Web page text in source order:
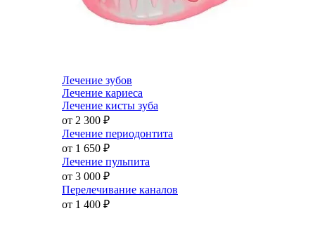
Лечение зубов
Лечение кариеса
Лечение кисты зуба
от 2 300 ₽
Лечение периодонтита
от 1 650 ₽
Лечение пульпита
от 3 000 ₽
Перелечивание каналов
от 1 400 ₽